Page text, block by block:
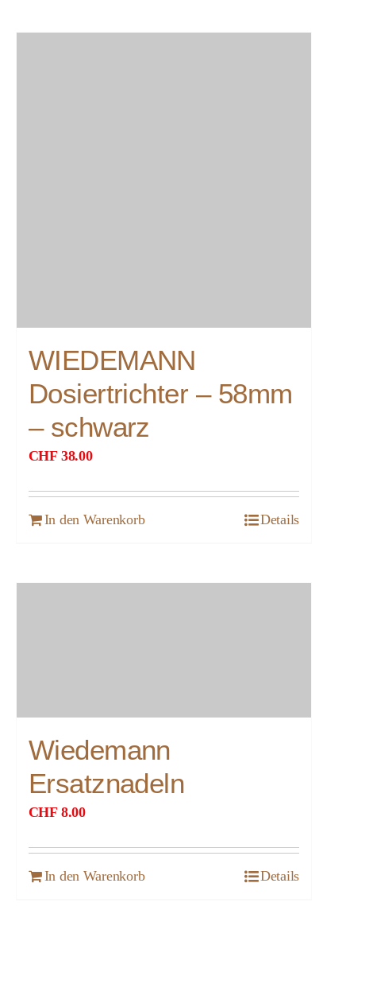
WIEDEMANN
Dosiertrichter – 58mm
– schwarz
CHF 38.00
In den Warenkorb Details
Wiedemann
Ersatznadeln
CHF 8.00
In den Warenkorb Details